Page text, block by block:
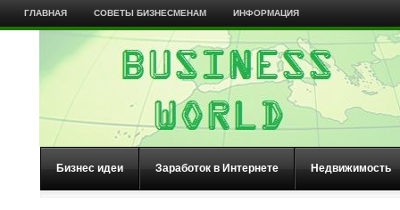
ГЛАВНАЯ СОВЕТЫ БИЗНЕСМЕНАМ ИНФОРМАЦИЯ
Бизнес идеи Заработок в Интернете Недвижимость